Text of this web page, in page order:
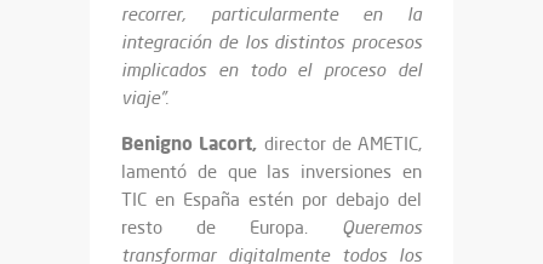
recorrer, particularmente en la
integración de los distintos procesos
implicados en todo el proceso del
viaje”.
Benigno Lacort, director de AMETIC,
lamentó de que las inversiones en
TIC en España estén por debajo del
resto de Europa. Queremos
transformar digitalmente todos los